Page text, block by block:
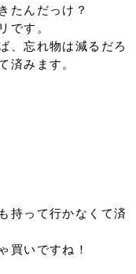
たんだっけ？
です。
、忘れ物は減るだろ
済みます。
持って行かなくて済
買いですね！